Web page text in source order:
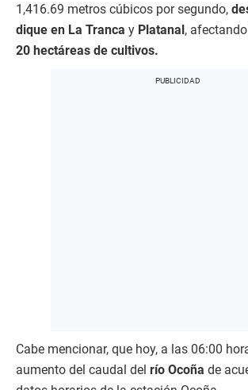
1,416.69 metros cúbicos por segundo,
dique en La Tranca y Platanal , afectando
20 hectáreas de cultivos.
Cabe mencionar, que hoy, a las 06:00
aumento del caudal del río Ocoña de